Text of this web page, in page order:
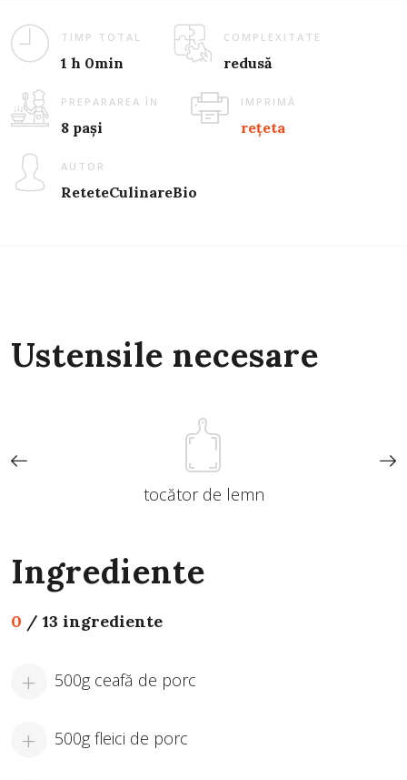
TIMP TOTAL
1 h 0min
COMPLEXITATE
redusă
PREPARAREA ÎN
8 pași
IMPRIMĂ
rețeta
AUTOR
ReteteCulinareBio
Ustensile necesare
tocător de lemn
Ingrediente
0 / 13 ingrediente
500g ceafă de porc
500g fleici de porc